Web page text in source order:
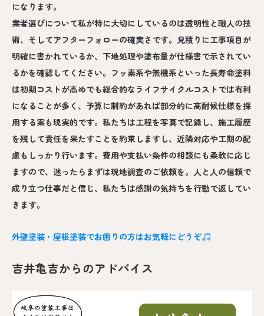
になります。
業者選びについて私が特に大切にしているのは透明性と職人の技
術、そしてアフターフォローの確実さです。見積りに工事項目が
明確に書かれているか、下地処理や塗布量が仕様書で示されてい
るかを確認してください。フッ素系や無機系といった長寿命塗料
は初期コストが高めでも総合的なライフサイクルコストでは有利
になることが多く、予算に制約があれば部分的に高耐候仕様を採
用する案も現実的です。私たちは工程を写真で記録し、施工履歴
を残して責任を果たすことを約束しますし、近隣対応や工期の配
慮もしっかり行います。費用や支払い条件の相談にも柔軟に応じ
ますので、迷ったらまずは現地調査のご依頼を。人と人の信頼で
成り立つ仕事だと信じ、私たちは感謝の気持ちを行動で返してい
きます。
外壁塗装・屋根塗装でお困りの方はお気軽にどうぞ
吉井亀吉からのアドバイス